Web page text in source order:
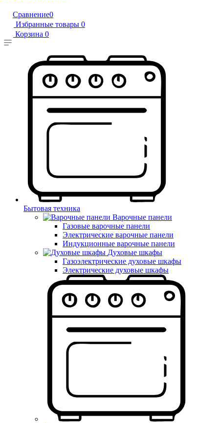
Сравнение0
Избранные товары 0
Корзина 0
Бытовая техника
Варочные панели
Газовые варочные панели
Электрические варочные панели
Индукционные варочные панели
Духовые шкафы
Газоэлектрические духовые шкафы
Электрические духовые шкафы